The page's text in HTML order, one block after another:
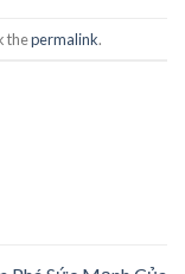
thepermalink.